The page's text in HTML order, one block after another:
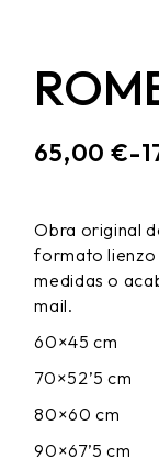
65,00 €-
RANGO
DESDE
65,00 €
HASTA
170,00 €
Obra original
formato lienzo
medidas o
mail.
60×45 cm
70×52’5 cm
80×60 cm
90×67’5 cm